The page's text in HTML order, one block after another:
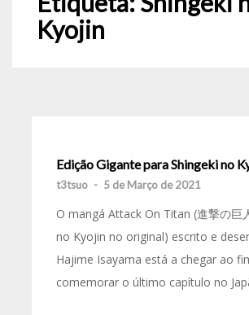
Kyojin
Edição Gigante para Shingeki no
t3tsuo - 5 de Março de 2021
O mangá Attack On Titan (進撃の巨
no Kyojin no original) escrito e
Hajime Isayama está a chegar ao
comemorar o último capítulo no